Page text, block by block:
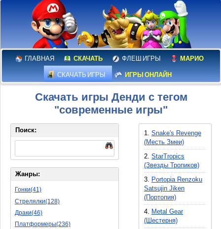
ГЛАВНАЯ СКАЧАТЬ ФЛЕШ ИГРЫ МАРИО
СКАЧАТЬ ИГРЫ ИГРЫ ОНЛАЙН
Скачать игры Денди с тегом
"современные игры"
1.Snake's Revenge
(Месть Змеи)
2.StarTropics
(Звезды Тропиков)
3.
Portopia Renzoku
Satsujin Jiken
(Портопия)
4.
Metal Gear
(Шестерня)
Поиск:
Жанры:
Гонки(41)
Стрелялки(128)
Драки(46)
Платформеры(236)